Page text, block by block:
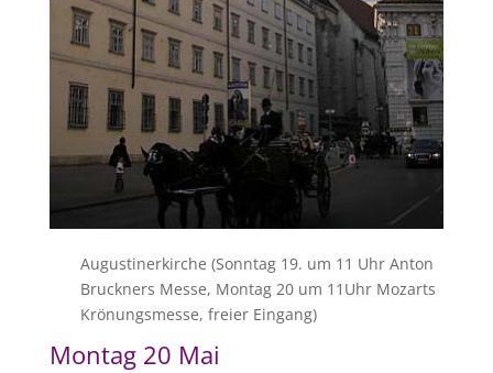
Augustinerkirche (Sonntag 19. um 11 Uhr Anton
Bruckners Messe, Montag 20 um 11Uhr Mozarts
Krönungsmesse, freier Eingang)
Montag 20 Mai